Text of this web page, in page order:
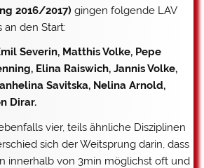
2016/2017) gingen folgende LAV
an den Start:
Severin, Matthis Volke, Pepe
Elina Raiswich, Jannis Volke,
Savitska, Nelina Arnold,
Dirar.
vier, teils ähnliche Disziplinen
sich der Weitsprung darin, dass
innerhalb von 3min möglichst oft und